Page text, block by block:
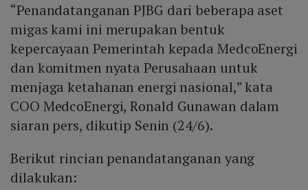
“Penandatanganan PJBG dari beberapa aset
migas kami ini merupakan bentuk
kepercayaan Pemerintah kepada MedcoEnergi
dan komitmen nyata Perusahaan untuk
menjaga ketahanan energi nasional,” kata
COO MedcoEnergi, Ronald Gunawan dalam
siaran pers, dikutip Senin (24/6).
Berikut rincian penandatanganan yang
dilakukan: